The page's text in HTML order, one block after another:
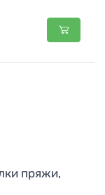
пряжи,